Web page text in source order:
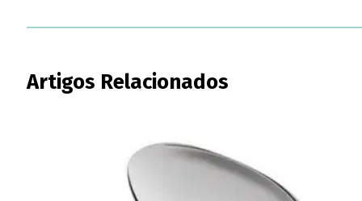
Artigos Relacionados